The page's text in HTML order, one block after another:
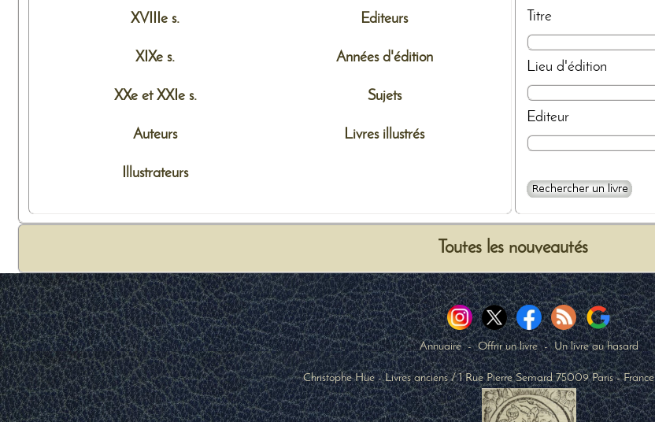
XVIIIe s.
XIXe s.
XXe et XXIe s.
Auteurs
Illustrateurs
Editeurs
Années d'édition
Sujets
Livres illustrés
Titre
Lieu d'édition
Editeur
Toutes les nouveautés
Annuaire-Offrir un livre-Un livre au hasard
Christophe Hüe - Livres anciens /1 Rue Pierre Semard 75009 Paris-France